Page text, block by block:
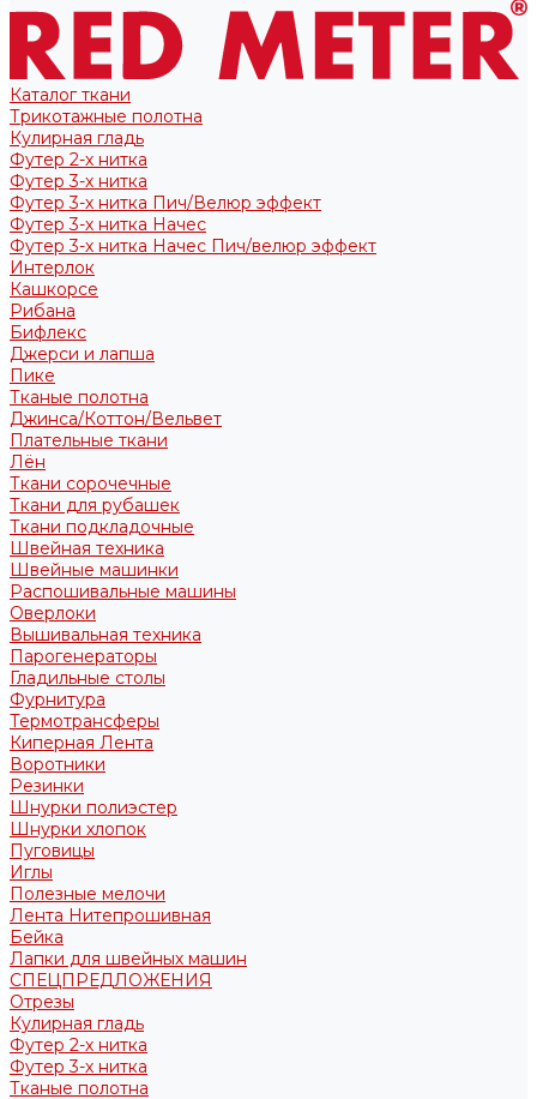
Каталог ткани
Трикотажные полотна
Кулирная гладь
Футер 2-х нитка
Футер 3-х нитка
Футер 3-х нитка Пич/Велюр эффект
Футер 3-х нитка Начес
Футер 3-х нитка Начес Пич/велюр эффект
Интерлок
Кашкорсе
Рибана
Бифлекс
Джерси и лапша
Пике
Тканые полотна
Джинса/Коттон/Вельвет
Плательные ткани
Лён
Ткани сорочечные
Ткани для рубашек
Ткани подкладочные
Швейная техника
Швейные машинки
Распошивальные машины
Оверлоки
Вышивальная техника
Парогенераторы
Гладильные столы
Фурнитура
Термотрансферы
Киперная Лента
Воротники
Резинки
Шнурки полиэстер
Шнурки хлопок
Пуговицы
Иглы
Полезные мелочи
Лента Нитепрошивная
Бейка
Лапки для швейных машин
СПЕЦПРЕДЛОЖЕНИЯ
Отрезы
Кулирная гладь
Футер 2-х нитка
Футер 3-х нитка
Тканые полотна